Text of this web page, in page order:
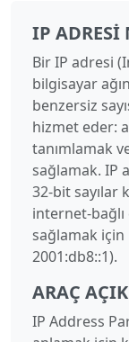
IP ADRESI
Bir IP adresi
bilgisayar
benzersiz
hizmet eder:
tanımlamak
sağlamak. IP
32‑bit sayılar
internet‑bağlı
sağlamak için
2001:db8::1).
ARAÇ
IP Address